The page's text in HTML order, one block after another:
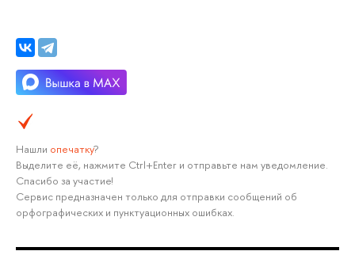
Нашли опечатку?
Выделите её, нажмите Ctrl+Enter и отправьте нам уведомление.
Спасибо за участие!
Сервис предназначен только для отправки сообщений об
орфографических и пунктуационных ошибках.